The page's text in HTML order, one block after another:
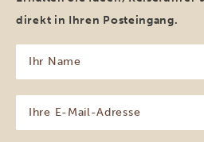
direkt in Ihren Posteingang.
Name
(erforderlich)
Mail-